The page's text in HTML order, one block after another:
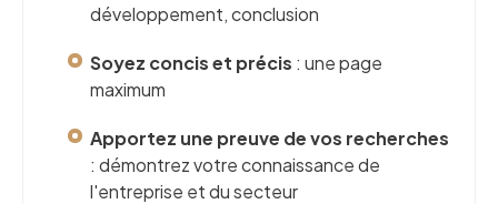
développement, conclusion
Soyez concis et précis : une page
maximum
Apportez une preuve de vos recherches
: démontrez votre connaissance de
l'entreprise et du secteur